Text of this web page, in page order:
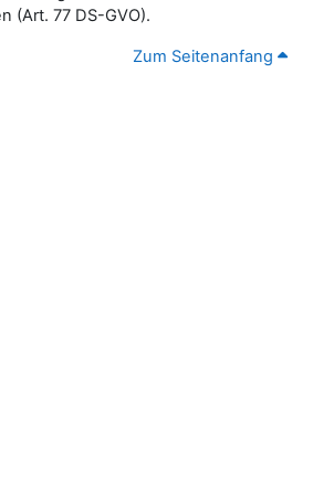
(Art. 77 DS-GVO).
Zum Seitenanfang